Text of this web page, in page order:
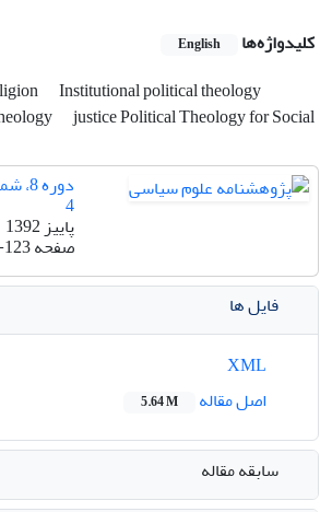
کلیدواژه‌ها English
Institutional political theology
justice Political Theology for Social
4
پاییز 1392
صفحه
فایل ها
اصل مقاله
5.64 M
سابقه مقاله